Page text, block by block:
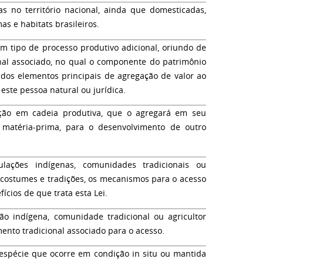
no território nacional, ainda que domesticadas,
e habitats brasileiros.
tipo de processo produtivo adicional, oriundo de
associado, no qual o componente do patrimônio
elementos principais de agregação de valor ao
pessoa natural ou jurídica.
em cadeia produtiva, que o agregará em seu
prima, para o desenvolvimento de outro
indígenas, comunidades tradicionais ou
e tradições, os mecanismos para o acesso
de que trata esta Lei.
indígena, comunidade tradicional ou agricultor
tradicional associado para o acesso.
que ocorre em condição in situ ou mantida